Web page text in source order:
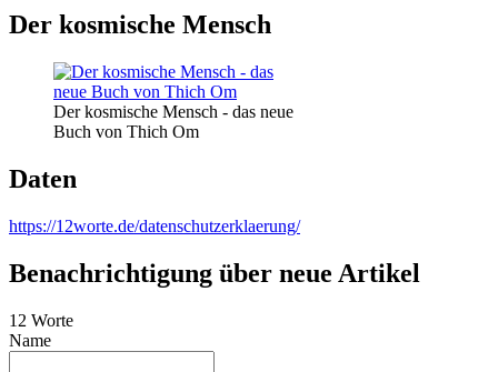
Der kosmische Mensch
Der kosmische Mensch - das neue
Buch von Thich Om
Daten
https://12worte.de/datenschutzerklaerung/
Benachrichtigung über neue Artikel
12 Worte
Name